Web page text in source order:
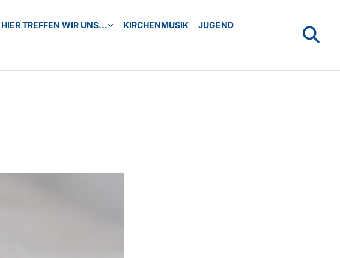
HIER TREFFEN WIR UNS... KIRCHENMUSIK
JUGEND